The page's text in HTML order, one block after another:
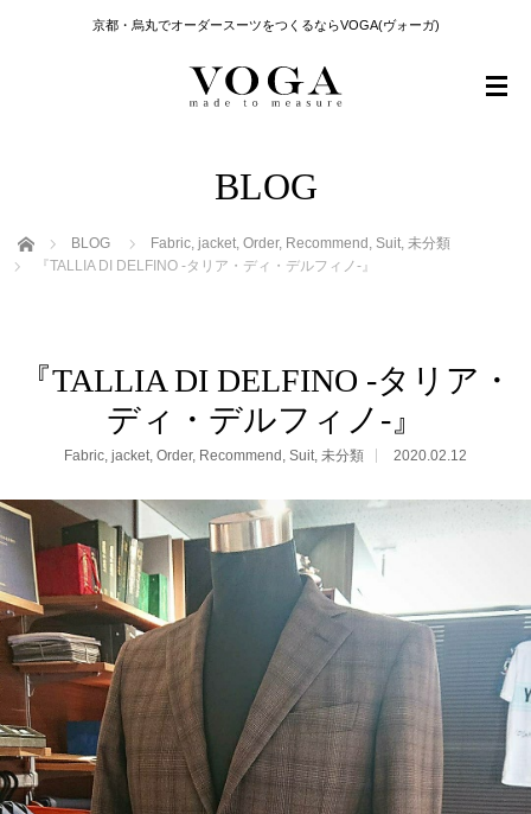
京都・烏丸でオーダースーツをつくるならVOGA(ヴォーガ)
BLOG
ホーム BLOG Fabric, jacket, Order, Recommend , Suit, 未分類
『TALLIA DI DELFINO -タリア・ディ・デルフィノ-』
『TALLIA DI DELFINO -タリア・
ディ・デルフィノ-』
Fabric, jacket, Order, Recommend , Suit, 未分類 2020.02.12